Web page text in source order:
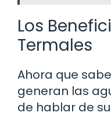
Los
Termales
Ahora que
generan las
de hablar de